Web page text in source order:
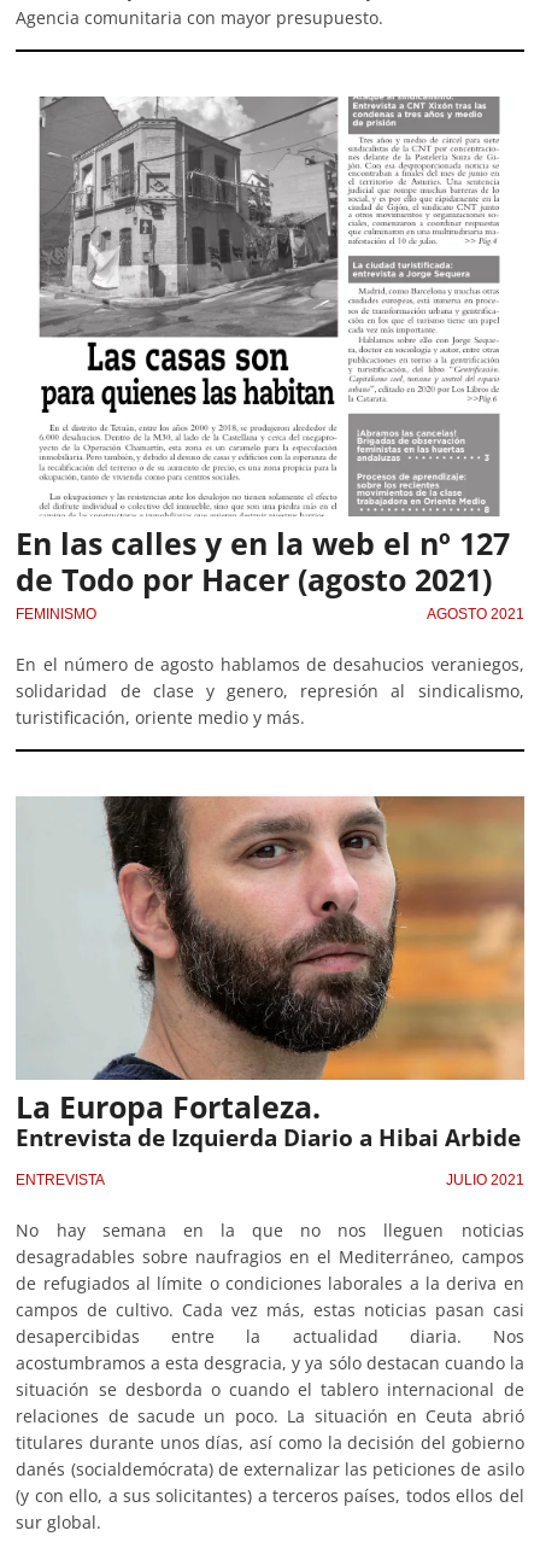
Agencia comunitaria con mayor presupuesto.
En las calles y en la web el nº 127
de Todo por Hacer (agosto 2021)
FEMINISMO AGOSTO 2021
En el número de agosto hablamos de desahucios veraniegos,
solidaridad de clase y genero, represión al sindicalismo,
turistificación, oriente medio y más.
La Europa Fortaleza.
Entrevista de Izquierda Diario a Hibai Arbide
ENTREVISTA JULIO 2021
No hay semana en la que no nos lleguen noticias
desagradables sobre naufragios en el Mediterráneo, campos
de refugiados al límite o condiciones laborales a la deriva en
campos de cultivo. Cada vez más, estas noticias pasan casi
desapercibidas entre la actualidad diaria. Nos
acostumbramos a esta desgracia, y ya sólo destacan cuando la
situación se desborda o cuando el tablero internacional de
relaciones de sacude un poco. La situación en Ceuta abrió
titulares durante unos días, así como la decisión del gobierno
danés (socialdemócrata) de externalizar las peticiones de asilo
(y con ello, a sus solicitantes) a terceros países, todos ellos del
sur global.